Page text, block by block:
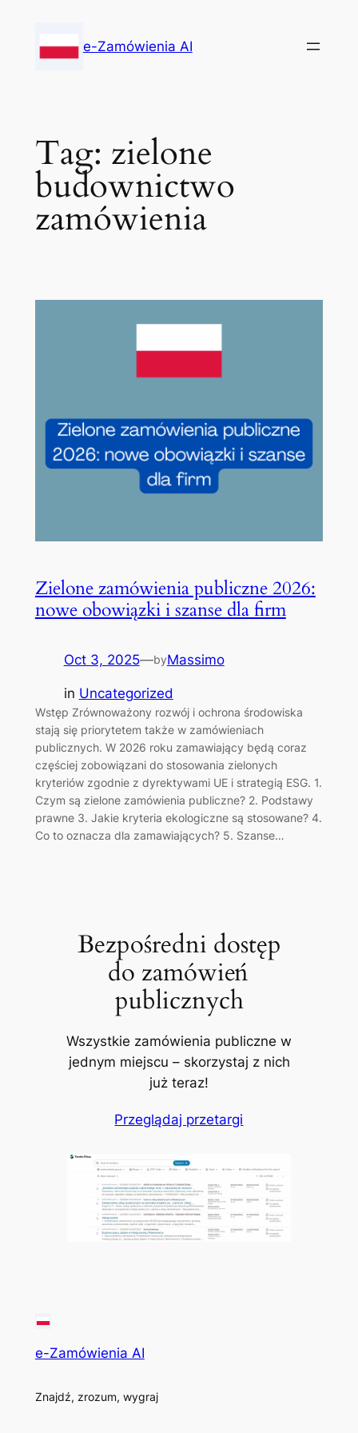
content
e-Zamówienia AI
Tag: zielone
budownictwo
zamówienia
Zielone zamówienia publiczne 2026:
nowe obowiązki i szanse dla firm
Oct 3, 2025—byMassimo
in Uncategorized
Wstęp Zrównoważony rozwój i ochrona środowiska
stają się priorytetem także w zamówieniach
publicznych. W 2026 roku zamawiający będą coraz
częściej zobowiązani do stosowania zielonych
kryteriów zgodnie z dyrektywami UE i strategią ESG. 1.
Czym są zielone zamówienia publiczne? 2. Podstawy
prawne 3. Jakie kryteria ekologiczne są stosowane? 4.
Co to oznacza dla zamawiających? 5. Szanse…
Bezpośredni dostęp
do zamówień
publicznych
Wszystkie zamówienia publiczne w
jednym miejscu – skorzystaj z nich
już teraz!
Przeglądaj przetargi
e-Zamówienia AI
Znajdź, zrozum, wygraj